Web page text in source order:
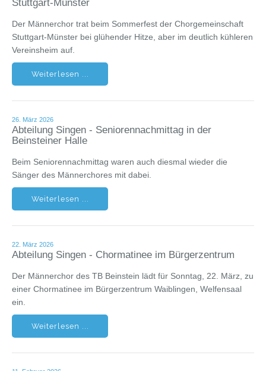
Stuttgart-Münster
Der Männerchor trat beim Sommerfest der Chorgemeinschaft
Stuttgart-Münster bei glühender Hitze, aber im deutlich kühleren
Vereinsheim auf.
Weiterlesen ...
26. März 2026
Abteilung Singen - Seniorennachmittag in der
Beinsteiner Halle
Beim Seniorennachmittag waren auch diesmal wieder die
Sänger des Männerchores mit dabei.
Weiterlesen ...
22. März 2026
Abteilung Singen - Chormatinee im Bürgerzentrum
Der Männerchor des TB Beinstein lädt für Sonntag, 22. März, zu
einer Chormatinee im Bürgerzentrum Waiblingen, Welfensaal
ein.
Weiterlesen ...